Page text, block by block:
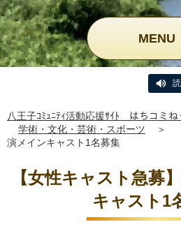
MENU
八王子ｺﾐｭﾆﾃｨ活動応援ｻｲﾄ はちコミね
学術・文化・芸術・スポーツ
＞
演メインキャスト1名募集
【女性キャスト急募
キャスト1